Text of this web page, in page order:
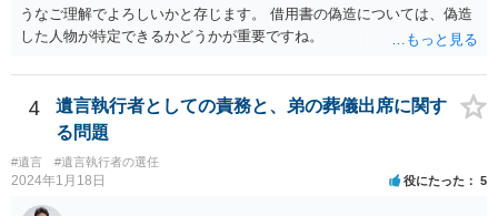
うなご理解でよろしいかと存じます。 借用書の偽造については、偽造
した人物が特定できるかどうかが重要ですね。
4
遺言執行者としての責務と、弟の葬儀出席に関す
る問題
#遺言 #遺言執行者の選任
2024年1月18日 役にたった 5